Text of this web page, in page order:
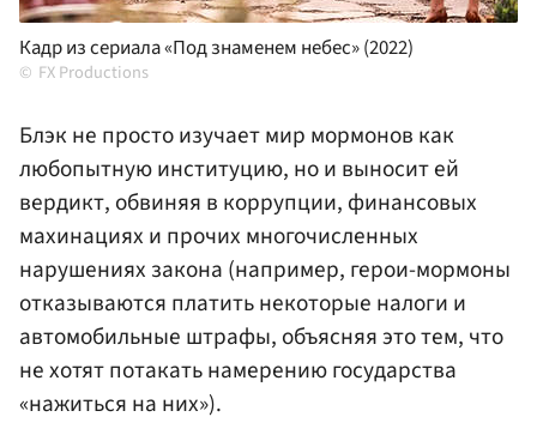
Кадр из сериала «Под знаменем небес» (2022)
FX Productions
Блэк не просто изучает мир мормонов как
любопытную институцию, но и выносит ей
вердикт, обвиняя в коррупции, финансовых
махинациях и прочих многочисленных
нарушениях закона (например, герои-мормоны
отказываются платить некоторые налоги и
автомобильные штрафы, объясняя это тем, что
не хотят потакать намерению государства
«нажиться на них»).